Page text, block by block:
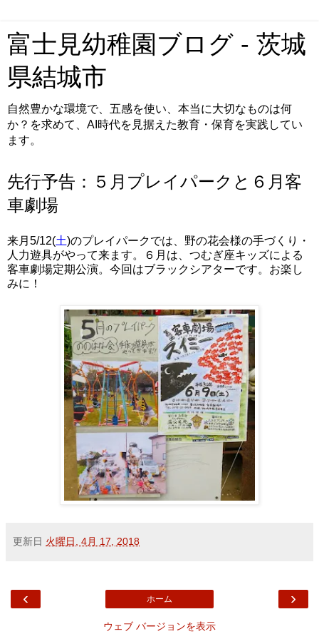
富士見幼稚園ブログ - 茨城
県結城市
自然豊かな環境で、五感を使い、本当に大切なものは何
か？を求めて、AI時代を見据えた教育・保育を実践してい
ます。
先行予告：５月プレイパークと６月客
車劇場
来月5/12(土)のプレイパークでは、野の花会様の手づくり・
人力遊具がやって来ます。６月は、つむぎ座キッズによる
客車劇場定期公演。今回はブラックシアターです。お楽し
みに！
更新日 火曜日, 4月 17, 2018
‹ ›
ホーム
ウェブ バージョンを表示